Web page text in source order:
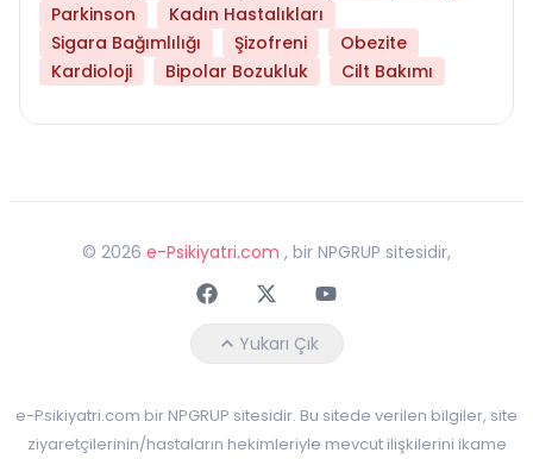
Parkinson
Kadın Hastalıkları
Sigara Bağımlılığı
Şizofreni
Obezite
Kardioloji
Bipolar Bozukluk Cilt Bakımı
© 2026 e-Psikiyatri.com , bir NPGRUP sitesidir,
FaceebokTwitterYoutube
Yukarı Çık
e-Psikiyatri.com bir NPGRUP sitesidir. Bu sitede verilen bilgiler, site
ziyaretçilerinin/hastaların hekimleriyle mevcut ilişkilerini ikame